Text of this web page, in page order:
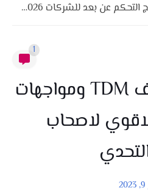
أفضل برامج التحكم عن بعد للشركات 2026 أمان، أداء، واحترافية
1
تحميل اقوي ملف TDM ومواجهات
لاصحاب